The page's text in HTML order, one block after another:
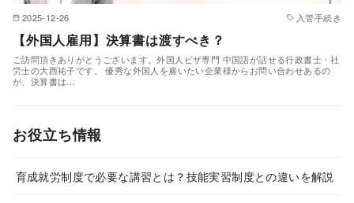
2025-12-26 入管手続き
【外国人雇用】決算書は渡すべき？
ご訪問頂きありがとうございます。外国人ビザ専門 中国語が話せる行政書士・社
労士の大西祐子です。 優秀な外国人を雇いたい企業様からお問い合わせあるの
が、決算書は…
お役立ち情報
育成就労制度で必要な講習とは？技能実習制度との違いを解説